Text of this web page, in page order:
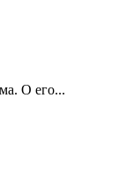
О его...